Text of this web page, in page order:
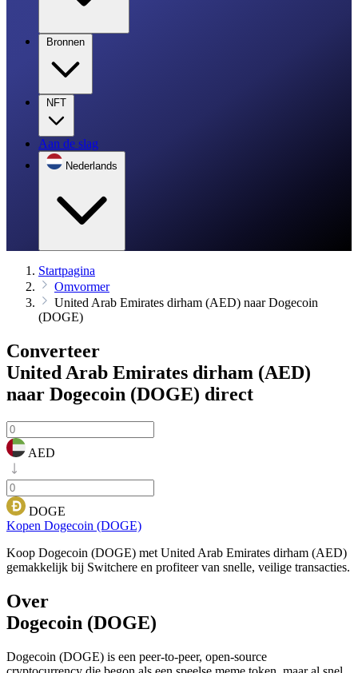
Bronnen
NFT
Aan de slag
Nederlands
Startpagina
Omvormer
United Arab Emirates dirham (AED) naar Dogecoin
(DOGE)
Converteer
United Arab Emirates dirham (AED)
naar Dogecoin (DOGE) direct
AED
DOGE
Kopen Dogecoin (DOGE)
Koop Dogecoin (DOGE) met United Arab Emirates dirham (AED)
gemakkelijk bij Switchere en profiteer van snelle, veilige transacties.
Over
Dogecoin (DOGE)
Dogecoin (DOGE) is een peer-to-peer, open-source